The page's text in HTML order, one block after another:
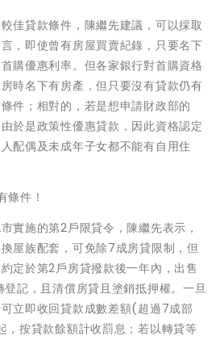
佳貸款條件，陳繼先建議，可以採取
，即使曾有房屋買賣紀錄，只要名下
購優惠利率。但各家銀行對首購資格
時名下有房產，但只要沒有貸款仍有
件；相對的，若是想申請財政部的
於是政策性優惠貸款，因此資格認定
配偶及未成年子女都不能有自用住
條件！
實施的第2戶限貸令，陳繼先表示，
屋族配套，可免除7成房貸限制，但
定於第2戶房貸撥款後一年內，出售
登記，且清償房貸且塗銷抵押權。一旦
立即收回貸款成數差額(超過7成部
，按貸款餘額計收罰息；若以轉貸等